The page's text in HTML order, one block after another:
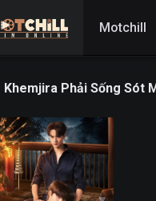
Motchill
Khemjira Phải Sống Sót